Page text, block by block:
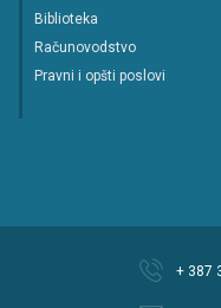
Biblioteka
Računovodstvo
Pravni i opšti poslovi
+ 387